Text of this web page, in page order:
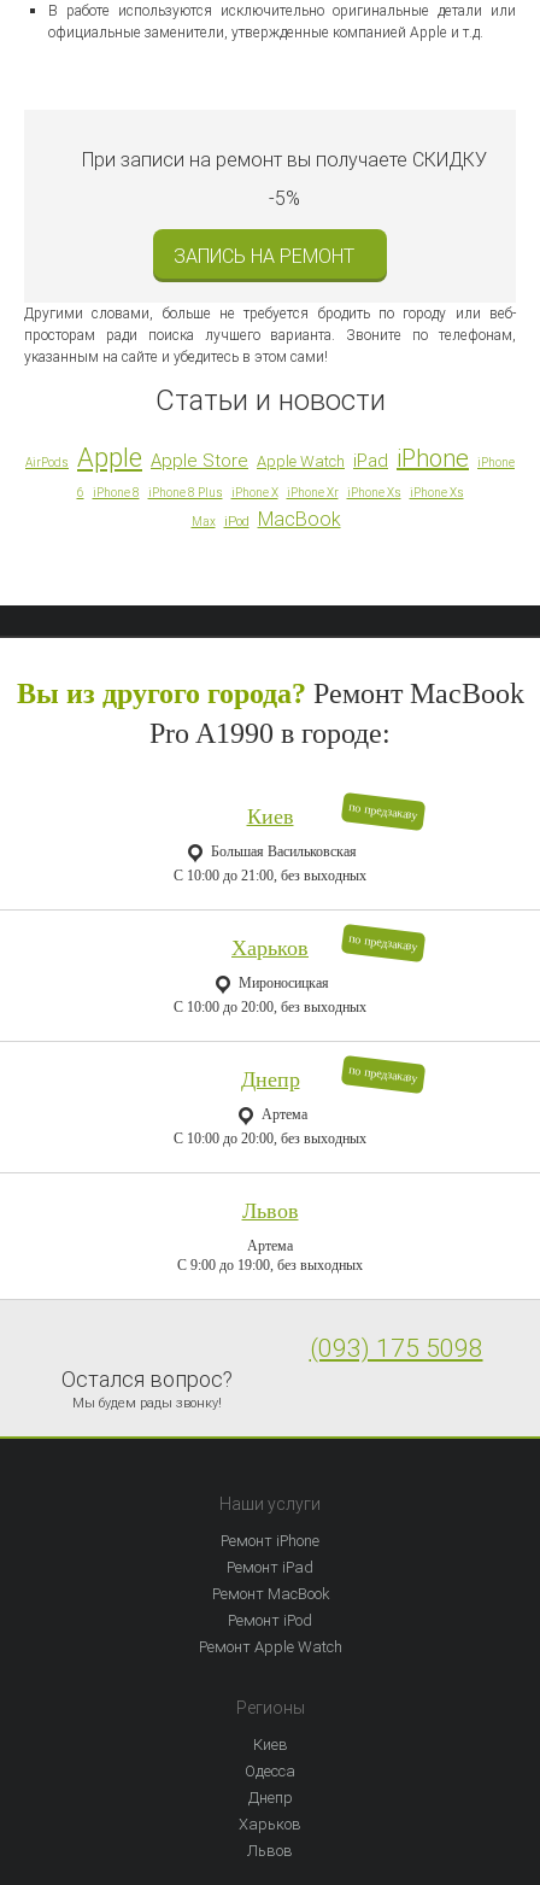
В работе используются исключительно оригинальные детали или
официальные заменители, утвержденные компанией Apple и т.д.
При записи на ремонт вы получаете СКИДКУ
-5%
ЗАПИСЬ НА РЕМОНТ
Другими словами, больше не требуется бродить по городу или веб-
просторам ради поиска лучшего варианта. Звоните по телефонам,
указанным на сайте и убедитесь в этом сами!
Статьи и новости
AirPods Apple Apple Store Apple Watch iPad iPhone
iPhone
6
iPhone 8 iPhone 8 Plus iPhone X iPhone Xr iPhone Xs
iPhone Xs
Max
iPod MacBook
Вы из другого города? Ремонт MacBook
Pro A1990 в городе:
по предзаказу
Киев
Большая Васильковская
C 10:00 до 21:00, без выходных
по предзаказу
Харьков
Мироносицкая
C 10:00 до 20:00, без выходных
по предзаказу
Днепр
Артема
C 10:00 до 20:00, без выходных
Львов
Артема
C 9:00 до 19:00, без выходных
Остался вопрос?
Мы будем рады звонку!
(093) 175 5098
Наши услуги
Ремонт iPhone
Ремонт iPad
Ремонт MacBook
Ремонт iPod
Ремонт Apple Watch
Регионы
Киев
Одесса
Днепр
Харьков
Львов